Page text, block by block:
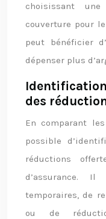
choisissant
couverture pour
peut bénéficier
dépenser plus
des
En comparant
possible
réductions
d’assurance.
temporaires, de
ou de